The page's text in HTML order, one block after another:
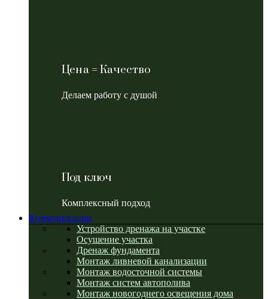
Цена = Качество
Делаем работу с душой
Под ключ
Комплексный подход
Коммуникации
Устройство дренажа на участке
Осушение участка
Дренаж фундамента
Монтаж ливневой канализации
Монтаж водосточной системы
Монтаж систем автополива
Монтаж новогоднего освещения дома